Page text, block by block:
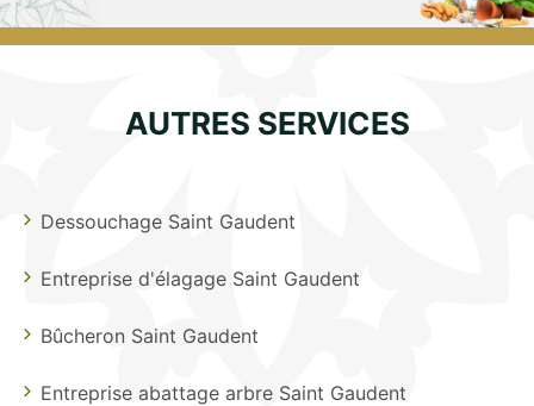
AUTRES SERVICES
Dessouchage Saint Gaudent
Entreprise d'élagage Saint Gaudent
Bûcheron Saint Gaudent
Entreprise abattage arbre Saint Gaudent